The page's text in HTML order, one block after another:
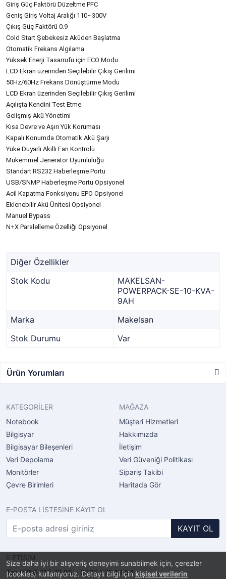
Size daha iyi bir alışveriş deneyimi sunabilmek için, çerezler
(cookies) kullanıyoruz. Detaylı bilgi için kişisel verilerin
Giriş Güç Faktörü Düzeltme PFC
Geniş Giriş Voltaj Aralığı 110~300V
Çıkış Güç Faktörü 0.9
Cold Start Şebekesiz Aküden Başlatma
Otomatik Frekans Algılama
Yüksek Enerji Tasarrufu için ECO Modu
LCD Ekran üzerinden Seçilebilir Çıkış Gerilimi
50Hz/60Hz Frekans Dönüştürme Modu
LCD Ekran üzerinden Seçilebilir Çıkış Gerilimi
Açılışta Kendini Test Etme
Gelişmiş Akü Yönetimi
Kısa Devre ve Aşırı Yük Koruması
Kapalı Konumda Otomatik Akü Şarjı
Yüke Duyarlı Akıllı Fan Kontrolü
Mükemmel Jeneratör Uyumluluğu
Standart RS232 Haberleşme Portu
USB/SNMP Haberleşme Portu Opsiyonel
Acil Kapatma Fonksiyonu EPO Opsiyonel
Eklenebilir Akü Ünitesi Opsiyonel
Manuel Bypass
N+X Paralelleme Özelliği Opsiyonel
Diğer Özellikler
Stok Kodu
MAKELSAN-
POWERPACK-SE-10-KVA-
9AH
Marka
Makelsan
Stok Durumu
Var
Ürün Yorumları
KATEGORİLER
Notebook
Bilgisyar
Bilgisayar Bileşenleri
Veri Depolama
Monitörler
Çevre Birimleri
MAĞAZA
Müşteri Hizmetleri
Hakkımızda
İletişim
Veri Güveniği Politikası
Sipariş Takibi
Haritada Gör
E-POSTA LİSTESİNE KAYIT OL
KAYIT OL
İLETİŞİM
Tel: 0258 713 72 05 – 0532 572 13 94